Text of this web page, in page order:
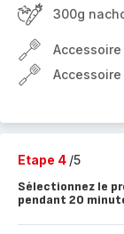
300g
Etape 4 /5
Sélectionnez le
pendant 20